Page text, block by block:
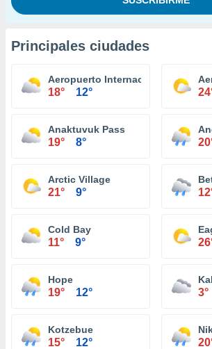
Principales ciudades
Aeropuerto Internacional Juneau
18° 12°
Anaktuvuk Pass
19° 8°
Arctic Village
21° 9°
Cold Bay
11° 9°
Hope
19° 12° 3°
Kotzebue
15° 12°